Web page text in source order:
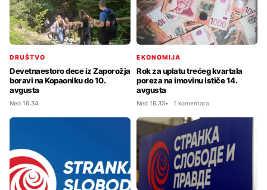
DRUŠTVO
Devetnaestoro dece iz Zaporožja
boravi na Kopaoniku do 10.
avgusta
Ned 16:34
EKONOMIJA
Rok za uplatu trećeg kvartala
poreza na imovinu ističe 14.
avgusta
Ned 16:33 1 komentara